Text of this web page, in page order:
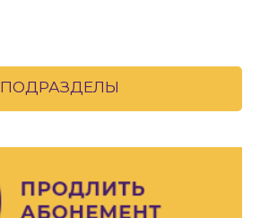
ПОДРАЗДЕЛЫ